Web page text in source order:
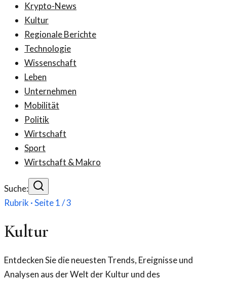
Krypto-News
Kultur
Regionale Berichte
Technologie
Wissenschaft
Leben
Unternehmen
Mobilität
Politik
Wirtschaft
Sport
Wirtschaft & Makro
Suche:
Rubrik · Seite1/3
Kultur
Entdecken Sie die neuesten Trends, Ereignisse und
Analysen aus der Welt der Kultur und des